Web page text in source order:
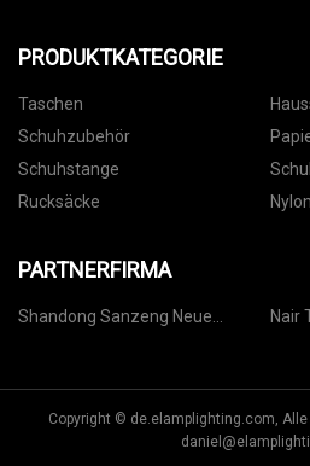
PRODUKTKATEGORIE
Taschen
Schuhzubehör
Schuhstange
Rucksäcke
PARTNERFIRMA
Shandong Sanzeng Neue
Nair TENG (Jiangsu) Technologie
Copyright © de.elamplighting.com,